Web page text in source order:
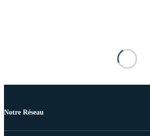
Notre Réseau